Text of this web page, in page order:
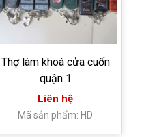
Thợ làm khoá cửa cuốn
quận 1
Liên hệ
Mã sản phẩm: HD